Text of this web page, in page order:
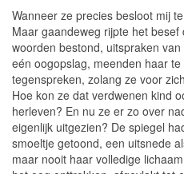
Wanneer ze precies besloot mij
Maar gaandeweg rijpte het
woorden bestond, uitspraken
eén oogopslag, meenden haar
tegenspreken, zolang ze voor
Hoe kon ze dat verdwenen kind
herleven? En nu ze er zo over
eigenlijk uitgezien? De spiegel
smoeltje getoond, een uitsnede
maar nooit haar volledige